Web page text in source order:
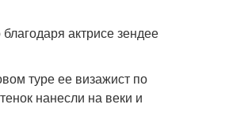
актрисе зендее
туре ее визажист по
нанесли на веки и